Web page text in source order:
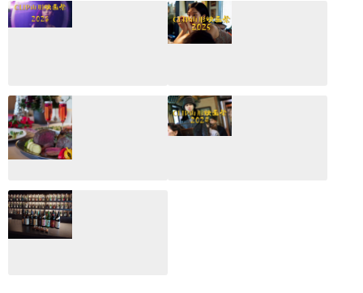
CLIP山形映画祭
2026：映画館派の
編集長が読む2025
年の映画ざっくり
総監
CLIP山形映画祭
2025：ほぼこれく
らいしか更新して
いない変なブログ
月のホテル☆4日
間限定！クリスマ
スディナーブッフ
ェ開催☆